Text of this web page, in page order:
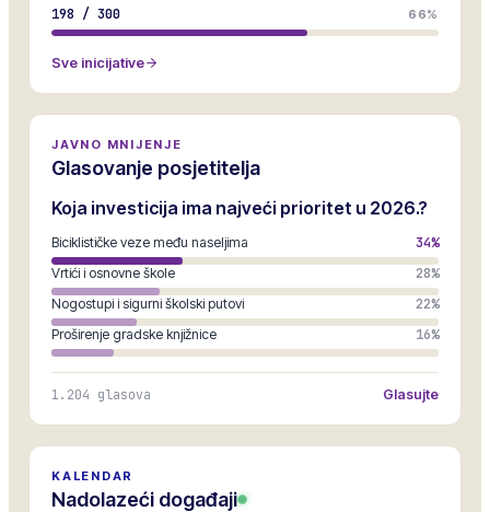
198 / 300 66%
Sve inicijative
JAVNO MNIJENJE
Glasovanje posjetitelja
Koja investicija ima najveći prioritet u 2026.?
Biciklističke veze među naseljima 34%
Vrtići i osnovne škole 28%
Nogostupi i sigurni školski putovi 22%
Proširenje gradske knjižnice 16%
1.204 glasova Glasujte
KALENDAR
Nadolazeći događaji